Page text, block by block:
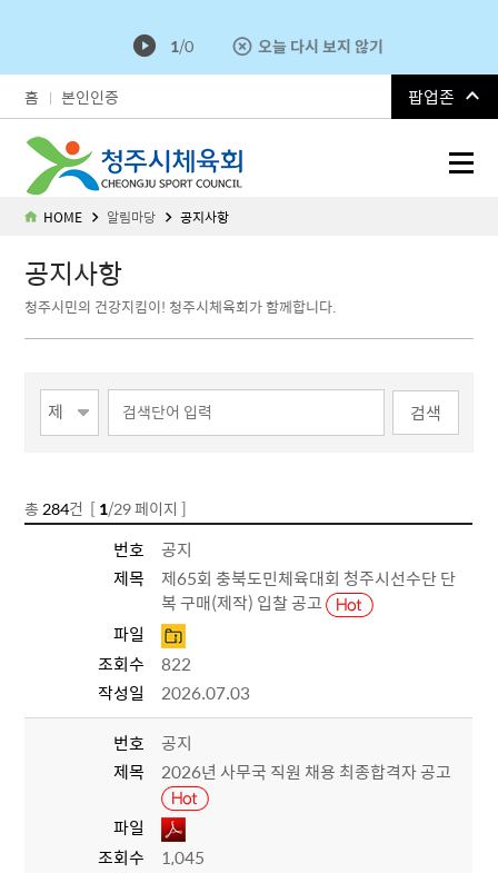
1/0 오늘 다시 보지 않기
청주시체육회
홈 본인인증 팝업존
HOME 알림마당 공지사항
공지사항
청주시민의 건강지킴이! 청주시체육회가 함께합니다.
검색
총284건 [ 1/29 페이지 ]
번호
공지
제목
제65회 충북도민체육대회 청주시선수단 단
복 구매(제작) 입찰 공고
파일
조회수
822
작성일
2026.07.03
번호
공지
제목
2026년 사무국 직원 채용 최종합격자 공고
파일
조회수
1,045